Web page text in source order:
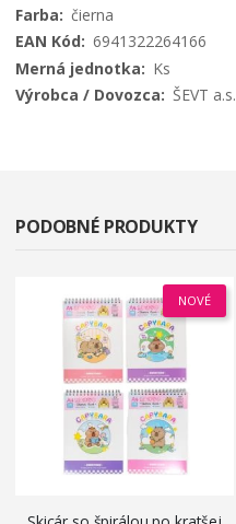
čierna
6941322264166
Ks
ŠEVT a.s.
PODOBNÉ PRODUKTY
NOVÉ